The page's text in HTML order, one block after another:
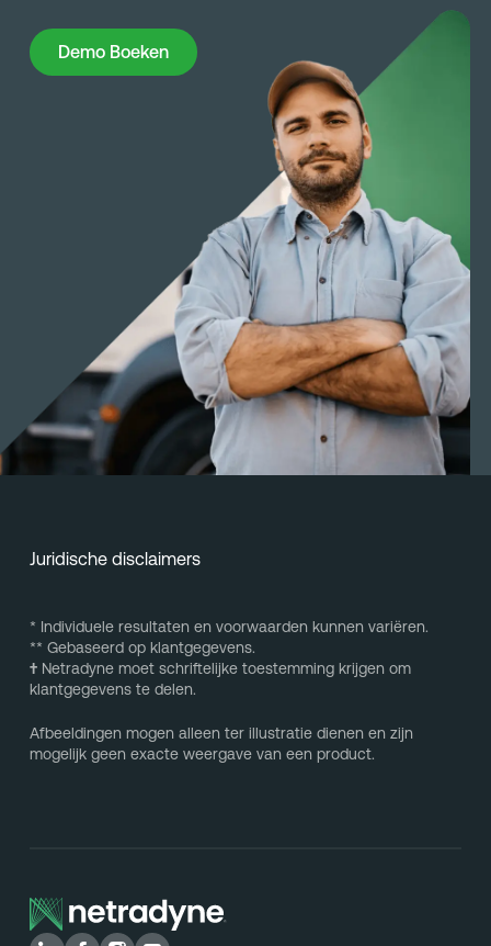
Demo Boeken
Demo Boeken
Juridische disclaimers
* Individuele resultaten en voorwaarden kunnen variëren.
** Gebaseerd op klantgegevens.
†Netradyne moet schriftelijke toestemming krijgen om
klantgegevens te delen.
Afbeeldingen mogen alleen ter illustratie dienen en zijn
mogelijk geen exacte weergave van een product.